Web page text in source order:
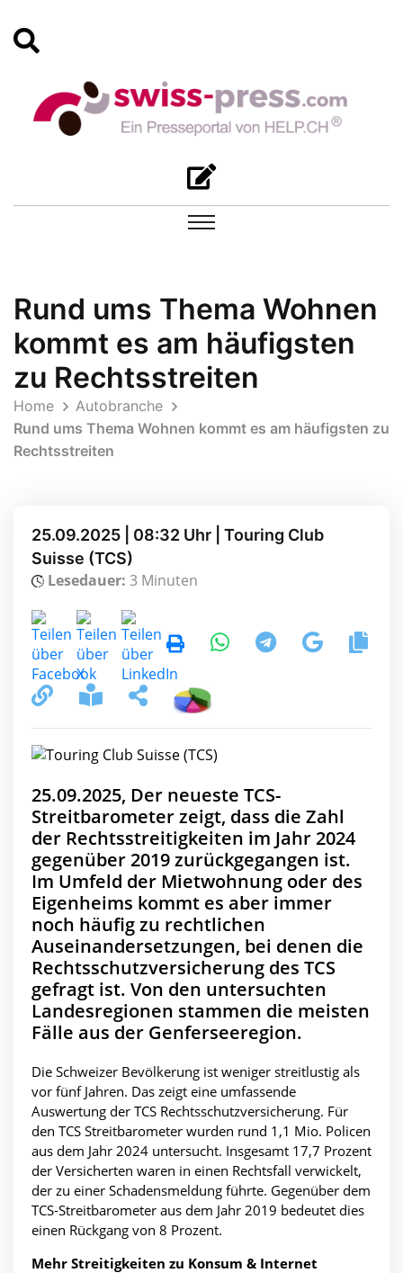
Rund ums Thema Wohnen
kommt es am häufigsten
zu Rechtsstreiten
Home
Autobranche
Rund ums Thema Wohnen kommt es am häufigsten zu
Rechtsstreiten
25.09.2025 | 08:32 Uhr | Touring Club
Suisse (TCS)
Lesedauer: 3 Minuten
25.09.2025, Der neueste TCS-
Streitbarometer zeigt, dass die Zahl
der Rechtsstreitigkeiten im Jahr 2024
gegenüber 2019 zurückgegangen ist.
Im Umfeld der Mietwohnung oder des
Eigenheims kommt es aber immer
noch häufig zu rechtlichen
Auseinandersetzungen, bei denen die
Rechtsschutzversicherung des TCS
gefragt ist. Von den untersuchten
Landesregionen stammen die meisten
Fälle aus der Genferseeregion.
Die Schweizer Bevölkerung ist weniger streitlustig als
vor fünf Jahren. Das zeigt eine umfassende
Auswertung der TCS Rechtsschutzversicherung. Für
den TCS Streitbarometer wurden rund 1,1 Mio. Policen
aus dem Jahr 2024 untersucht. Insgesamt 17,7 Prozent
der Versicherten waren in einen Rechtsfall verwickelt,
der zu einer Schadensmeldung führte. Gegenüber dem
TCS-Streitbarometer aus dem Jahr 2019 bedeutet dies
einen Rückgang von 8 Prozent.
Mehr Streitigkeiten zu Konsum & Internet